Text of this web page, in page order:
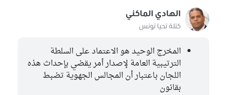
الهادي الماكني
كتلة تحيا تونس
المخرج الوحيد هو الاعتماد على السلطة
الترتيبية العامة لإصدار أمر يقضي بإحداث هذه
اللجان باعتبار أن المجالس الجهوية تضبط
بقانون